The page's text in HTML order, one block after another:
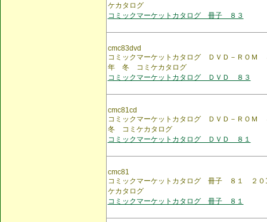
ケカタログ
コミックマーケットカタログ 冊子 ８３
cmc83dvd
コミックマーケットカタログ ＤＶＤ－ＲＯ
年 冬 コミケカタログ
コミックマーケットカタログ ＤＶＤ ８３
cmc81cd
コミックマーケットカタログ ＤＶＤ－ＲＯ
冬 コミケカタログ
コミックマーケットカタログ ＤＶＤ ８１
cmc81
コミックマーケットカタログ 冊子 ８１ ２
ケカタログ
コミックマーケットカタログ 冊子 ８１